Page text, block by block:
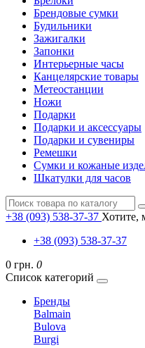
Брендовые сумки
Будильники
Зажигалки
Запонки
Интерьерные часы
Канцелярские товары
Метеостанции
Ножи
Подарки
Подарки и аксессуары
Подарки и сувениры
Ремешки
Сумки и кожаные
Шкатулки для часов
+38 (093) 538-37-37 Хотите,
+38 (093) 538-37-37
0 грн. 0
Список категорий
Бренды
Balmain
Bulova
Burgi